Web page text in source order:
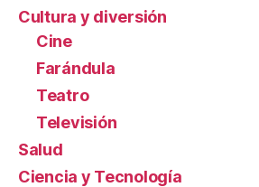
Cultura y diversión
Cine
Farándula
Teatro
Televisión
Salud
Ciencia y Tecnología